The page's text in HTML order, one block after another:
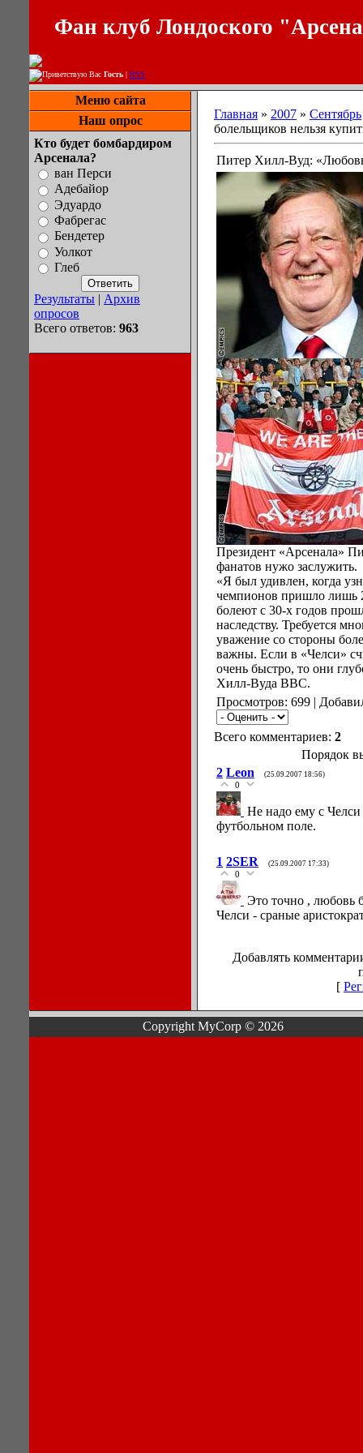
Фан клуб Лондоского
Приветствую Вас Гость | RSS
Меню сайта
Наш опрос
Кто будет бомбардиром
Арсенала?
ван Перси
Адебайор
Эдуардо
Фабрегас
Бендетер
Уолкот
Глеб
Результаты | Архив
опросов
Всего ответов: 963
Главная » 2007 » Сентябрь
болельщиков нельзя
Питер Хилл-Вуд:
Президент «Арсенала»
фанатов нужо заслужить.
«Я был удивлен, когда
чемпионов пришло лишь
болеют с 30-х годов
наследству. Требуется
уважение со стороны
важны. Если в «Челси»
очень быстро, то они
Хилл-Вуда BBC.
Просмотров: 699 |
Всего комментариев: 2
Порядок
2 Leon (25.09.2007 18:56)
0
Не надо ему с Челси
футбольном поле.
1 2SER (25.09.2007 17:33)
0
Это точно , любовь
Челси - сраные
Добавлять
[
Copyright MyCorp © 2026